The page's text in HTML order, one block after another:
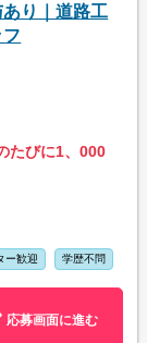
り｜道路工
たびに1、000
ー歓迎 学歴不問
応募画面に進む